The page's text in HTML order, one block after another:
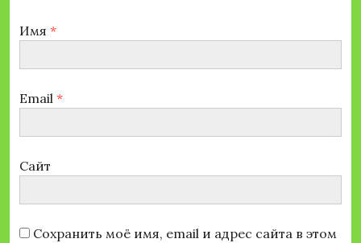
Имя *
Email *
Сайт
Сохранить моё имя, email и адрес сайта в этом